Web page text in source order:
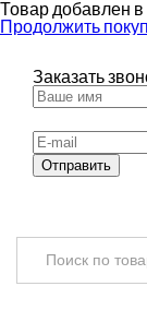
Товар добавлен в
Продолжить
Заказать
Отправить